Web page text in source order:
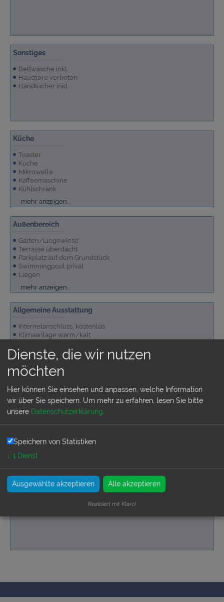
Sonstiges
Bettwäsche inkl.
Haustiere verboten
Handtücher inkl.
Küche
Toaster
Küche
Mikrowelle
Kaffeemaschine
Kühlschrank
Spülmaschine
Waschmaschine
Kochfeld Induktion
mehr anzeigen...
Außenbereich
Garten/Liegewiese
Terrasse überdacht
Parkplatz auf dem Grundstück
Swimmingpool privat
Liegen
Grundstück sichtgeschützt umfriedet
Terrassenmöbel
mehr anzeigen...
Allgemeine Ausstattung
Internetanschluss, kostenlos
Klimaanlage warm/kalt
Badezimmer
1 Duschbad
Lage
bis 4 KM vom Strand entfernt
Dienste, die wir nutzen
möchten
Hier können Sie einsehen und anpassen, welche Information
wir über Sie speichern. Um mehr zu erfahren, lesen Sie bitte
unsere Datenschutzerklärung.
Speichern von Statistiken
↓ 1 Dienst
Ausgewählte akzeptieren Alle akzeptieren
Realisiert mit Klaro!